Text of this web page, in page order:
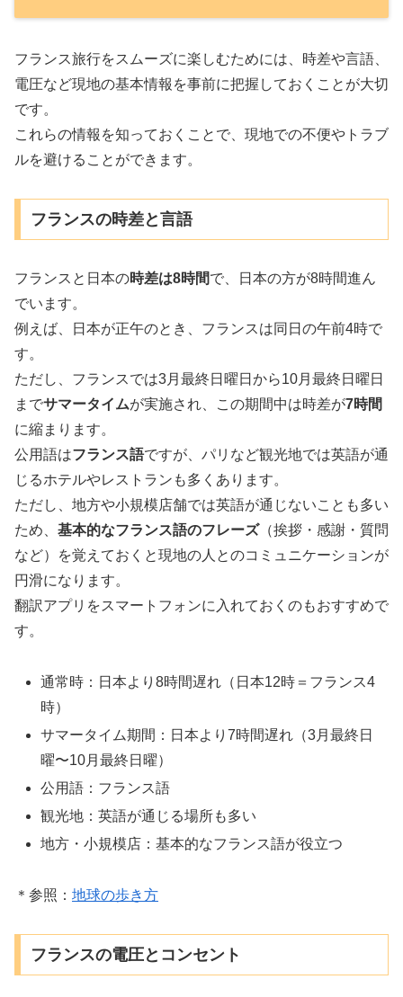
フランス旅行をスムーズに楽しむためには、時差や言語、
電圧など現地の基本情報を事前に把握しておくことが大切
です。
これらの情報を知っておくことで、現地での不便やトラブ
ルを避けることができます。
フランスの時差と言語
フランスと日本の時差は8時間で、日本の方が8時間進ん
でいます。
例えば、日本が正午のとき、フランスは同日の午前4時で
す。
ただし、フランスでは3月最終日曜日から10月最終日曜日
までサマータイムが実施され、この期間中は時差が7時間
に縮まります。
公用語はフランス語ですが、パリなど観光地では英語が通
じるホテルやレストランも多くあります。
ただし、地方や小規模店舗では英語が通じないことも多い
ため、 基本的なフランス語のフレーズ（挨拶・感謝・質問
など）を覚えておくと現地の人とのコミュニケーションが
円滑になります。
翻訳アプリをスマートフォンに入れておくのもおすすめで
す。
通常時：日本より8時間遅れ（日本12時＝フランス4
時）
サマータイム期間：日本より7時間遅れ（3月最終日
曜〜10月最終日曜）
公用語：フランス語
観光地：英語が通じる場所も多い
地方・小規模店：基本的なフランス語が役立つ
＊参照： 地球の歩き方
フランスの電圧とコンセント